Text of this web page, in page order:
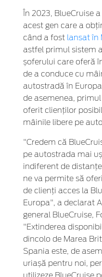
În 2023, BlueCruise
acest gen care a
când a fost lansat în
astfel primul sistem
șoferului care oferă
de a conduce cu
autostradă în
de asemenea,
oferit clienților
mâinile libere pe
"Credem că
pe autostrada mai
indiferent de
ne va permite să
de clienți acces la
Europa", a declarat
general BlueCruise,
"Extinderea
dincolo de Marea
Spania este, de
uriașă pentru noi,